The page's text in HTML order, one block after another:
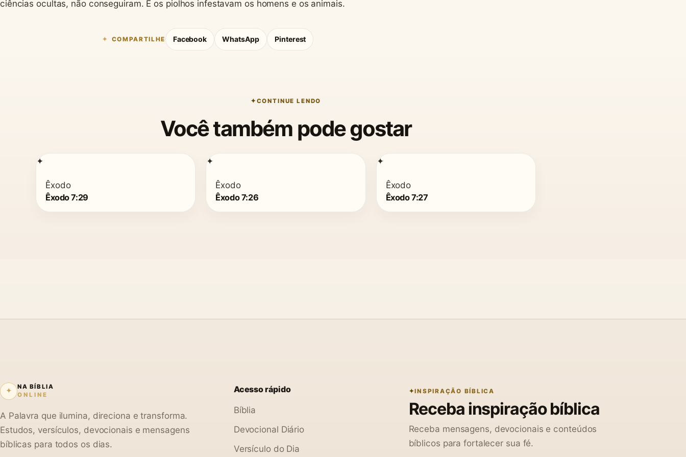
ciências ocultas, não conseguiram. E os piolhos infestavam os homens e os animais.
COMPARTILHE Facebook WhatsApp Pinterest
CONTINUE LENDO
Você também pode gostar
✦
Êxodo
Êxodo 7:29
✦
Êxodo
Êxodo 7:26
✦
Êxodo
Êxodo 7:27
✦
NA BÍBLIA
ONLINE
A Palavra que ilumina, direciona e transforma.
Estudos, versículos, devocionais e mensagens
bíblicas para todos os dias.
Acesso rápido
Bíblia
Devocional Diário
Versículo do Dia
INSPIRAÇÃO BÍBLICA
Receba inspiração bíblica
Receba mensagens, devocionais e conteúdos
bíblicos para fortalecer sua fé.